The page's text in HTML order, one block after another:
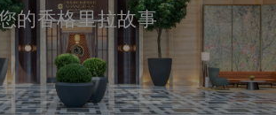
的香格里拉故事